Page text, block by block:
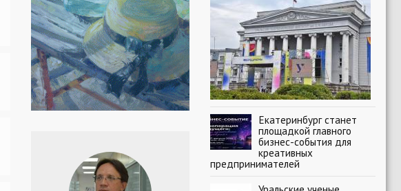
Екатеринбург станет
площадкой главного
бизнес-события для
креативных
предпринимателей